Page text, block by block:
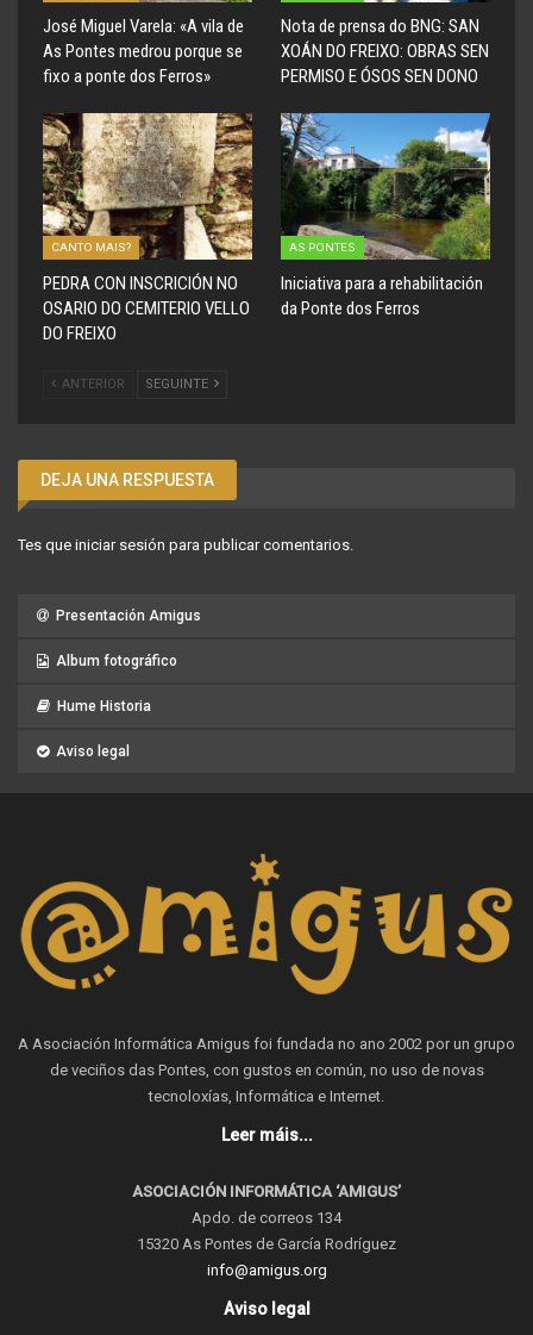
José Miguel Varela: «A vila de
As Pontes medrou porque se
fixo a ponte dos Ferros»
Nota de prensa do BNG: SAN
XOÁN DO FREIXO: OBRAS SEN
PERMISO E ÓSOS SEN DONO
CANTO MAIS?
PEDRA CON INSCRICIÓN NO
OSARIO DO CEMITERIO VELLO
DO FREIXO
AS PONTES
Iniciativa para a rehabilitación
da Ponte dos Ferros
ANTERIOR SEGUINTE
DEJA UNA RESPUESTA
Tes que iniciar sesión para publicar comentarios.
Presentación Amigus
Album fotográfico
Hume Historia
Aviso legal
A Asociación Informática Amigus foi fundada no ano 2002 por un grupo
de veciños das Pontes, con gustos en común, no uso de novas
tecnoloxías, Informática e Internet.
Leer máis...
ASOCIACIÓN INFORMÁTICA ‘AMIGUS’
Apdo. de correos 134
15320 As Pontes de García Rodríguez
info@amigus.org
Aviso legal